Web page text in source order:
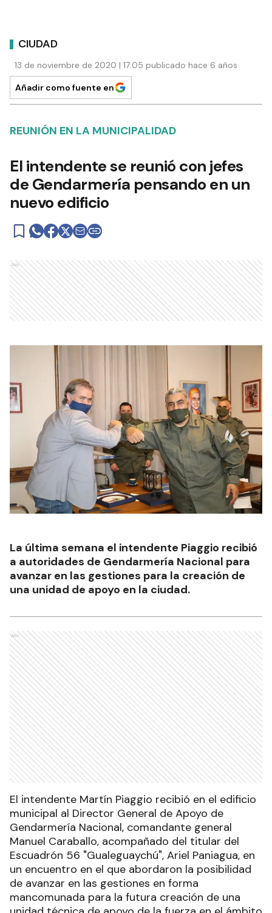
CIUDAD
13 de noviembre de 2020 | 17:05 publicado hace 6 años
Añadir como fuente en
REUNIÓN EN LA MUNICIPALIDAD
El intendente se reunió con jefes
de Gendarmería pensando en un
nuevo edificio
Ads
La última semana el intendente Piaggio recibió
a autoridades de Gendarmería Nacional para
avanzar en las gestiones para la creación de
una unidad de apoyo en la ciudad.
Ads
El intendente Martín Piaggio recibió en el edificio
municipal al Director General de Apoyo de
Gendarmería Nacional, comandante general
Manuel Caraballo, acompañado del titular del
Escuadrón 56 "Gualeguaychú", Ariel Paniagua, en
un encuentro en el que abordaron la posibilidad
de avanzar en las gestiones en forma
mancomunada para la futura creación de una